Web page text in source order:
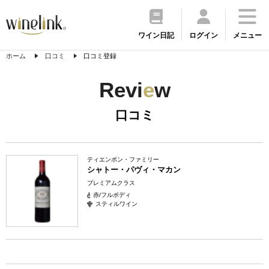
ワイン日記 ログイン メニュー
ホーム 口コミ 口コミ登録
Review
口コミ
ティエンポン・ファミリー
シャトー・パヴィ・マカン
プレミアムクラス
赤/フルボディ
スティルワイン